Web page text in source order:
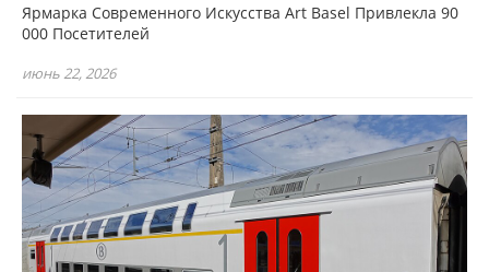
Ярмарка Современного Искусства Art Basel Привлекла 90
000 Посетителей
июнь 22, 2026